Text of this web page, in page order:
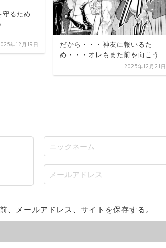
守るため
年12月19日
だから・・・神友に報いるた
め・・・オレもまた前を向こう
2025年12月21日
、メールアドレス、サイトを保存する。